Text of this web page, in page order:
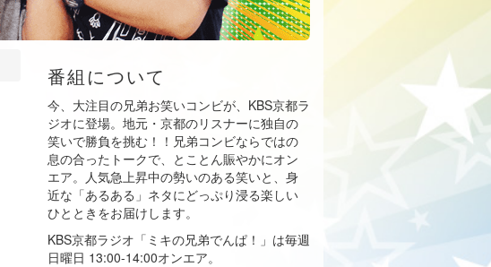
番組について
今、大注目の兄弟お笑いコンビが、KBS京都ラ
ジオに登場。地元・京都のリスナーに独自の
笑いで勝負を挑む！！兄弟コンビならではの
息の合ったトークで、とことん賑やかにオン
エア。人気急上昇中の勢いのある笑いと、身
近な「あるある」ネタにどっぷり浸る楽しい
ひとときをお届けします。
KBS京都ラジオ「ミキの兄弟でんぱ！」は毎週
日曜日 13:00-14:00オンエア。